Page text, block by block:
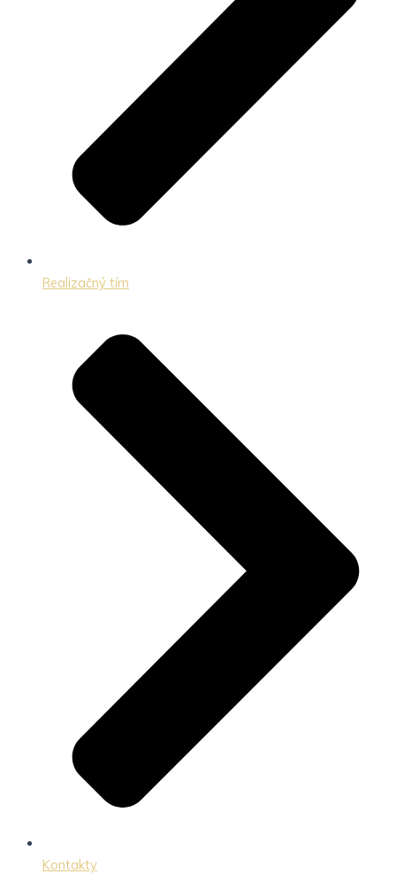
Realizačný tím
Kontakty